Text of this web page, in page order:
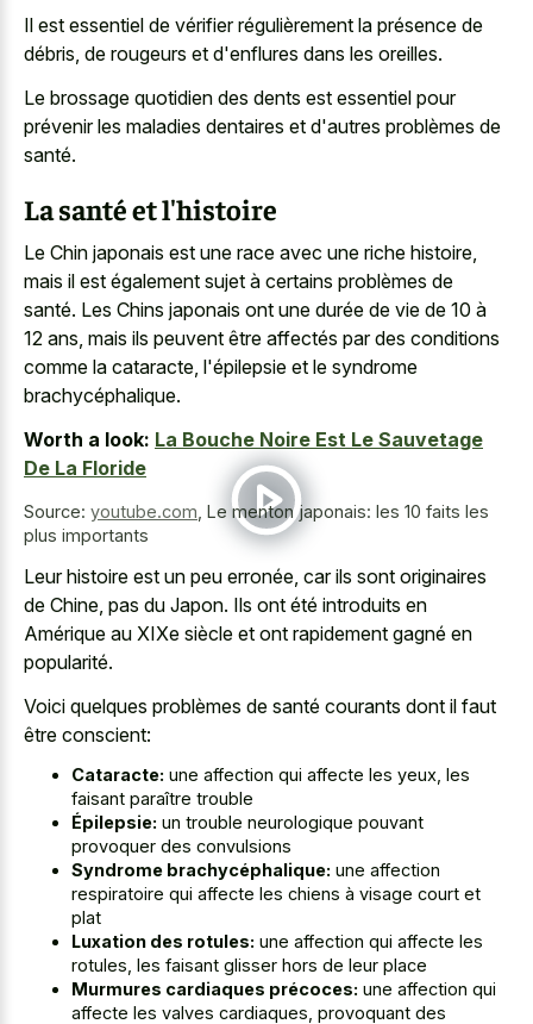
Il est essentiel de vérifier régulièrement la présence de
débris, de rougeurs et d'enflures dans les oreilles.
Le brossage quotidien des dents est essentiel pour
prévenir les maladies dentaires et d'autres problèmes de
santé.
La santé et l'histoire
Le Chin japonais est une race avec une riche histoire,
mais il est également sujet à certains problèmes de
santé. Les Chins japonais ont une durée de vie de 10 à
12 ans, mais ils peuvent être affectés par des conditions
comme la cataracte, l'épilepsie et le syndrome
brachycéphalique.
Worth a look: La Bouche Noire Est Le Sauvetage
De La Floride
Source: youtube.com Le menton japonais: les 10 faits les
plus importants
Leur histoire est un peu erronée, car ils sont originaires
de Chine, pas du Japon. Ils ont été introduits en
Amérique au XIXe siècle et ont rapidement gagné en
popularité.
Voici quelques problèmes de santé courants dont il faut
être conscient:
Cataracte: une affection qui affecte les yeux, les
faisant paraître trouble
Épilepsie: un trouble neurologique pouvant
provoquer des convulsions
Syndrome brachycéphalique: une affection
respiratoire qui affecte les chiens à visage court et
plat
Luxation des rotules: une affection qui affecte les
rotules, les faisant glisser hors de leur place
Murmures cardiaques précoces: une affection qui
affecte les valves cardiaques, provoquant des